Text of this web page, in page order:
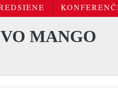
MANGO